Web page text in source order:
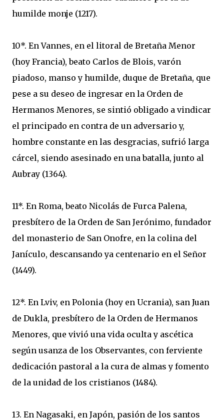
humilde monje (1217).
10*. En Vannes, en el litoral de Bretaña Menor
(hoy Francia), beato Carlos de Blois, varón
piadoso, manso y humilde, duque de Bretaña, que
pese a su deseo de ingresar en la Orden de
Hermanos Menores, se sintió obligado a vindicar
el principado en contra de un adversario y,
hombre constante en las desgracias, sufrió larga
cárcel, siendo asesinado en una batalla, junto al
Aubray (1364).
11*. En Roma, beato Nicolás de Furca Palena,
presbítero de la Orden de San Jerónimo, fundador
del monasterio de San Onofre, en la colina del
Janículo, descansando ya centenario en el Señor
(1449).
12*. En Lviv, en Polonia (hoy en Ucrania), san Juan
de Dukla, presbítero de la Orden de Hermanos
Menores, que vivió una vida oculta y ascética
según usanza de los Observantes, con ferviente
dedicación pastoral a la cura de almas y fomento
de la unidad de los cristianos (1484).
13. En Nagasaki, en Japón, pasión de los santos